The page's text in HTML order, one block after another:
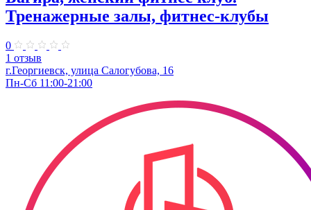
Тренажерные залы, фитнес-клубы
0
1 отзыв
г.Георгиевск, улица Салогубова, 16
Пн-Сб 11:00-21:00